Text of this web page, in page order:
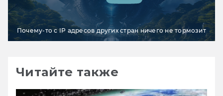
Почему-то с IP адресов других стран ничего не тормозит
Читайте также